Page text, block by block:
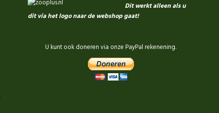
Dit werkt alleen als u
dit via het logo naar de webshop gaat!
U kunt ook doneren via onze PayPal rekenening.